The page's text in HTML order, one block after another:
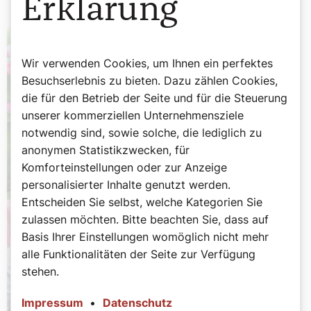
Erklärung
Wir verwenden Cookies, um Ihnen ein perfektes
Besuchserlebnis zu bieten. Dazu zählen Cookies,
die für den Betrieb der Seite und für die Steuerung
unserer kommerziellen Unternehmensziele
notwendig sind, sowie solche, die lediglich zu
anonymen Statistikzwecken, für
Komforteinstellungen oder zur Anzeige
personalisierter Inhalte genutzt werden.
Entscheiden Sie selbst, welche Kategorien Sie
zulassen möchten. Bitte beachten Sie, dass auf
Basis Ihrer Einstellungen womöglich nicht mehr
alle Funktionalitäten der Seite zur Verfügung
stehen.
Impressum • Datenschutz